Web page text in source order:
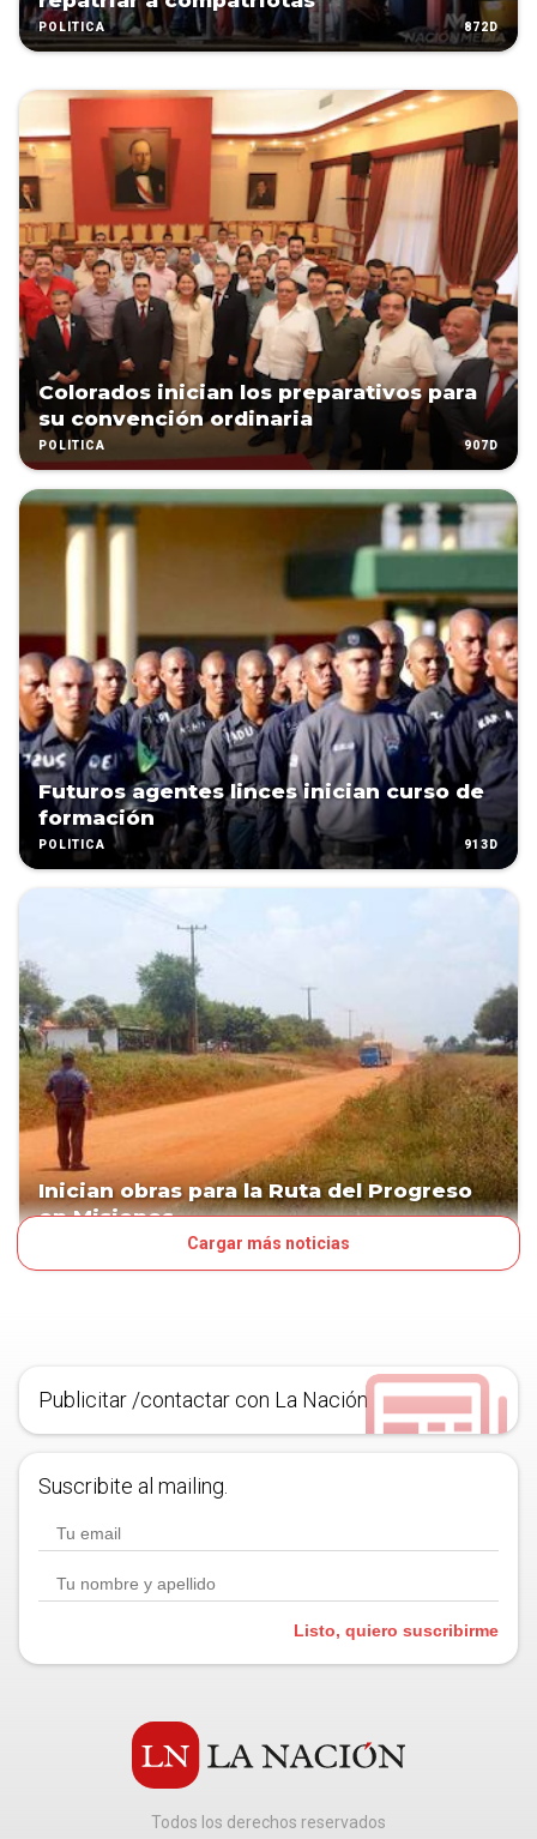
POLÍTICA 872D
Colorados inician los preparativos para
su convención ordinaria
POLÍTICA 907D
Futuros agentes linces inician curso de
formación
POLÍTICA 913D
Inician obras para la Ruta del Progreso
en Misiones
Cargar más noticias
Publicitar /contactar con La Nación
Suscribite al mailing.
Listo, quiero suscribirme
Todos los derechos reservados